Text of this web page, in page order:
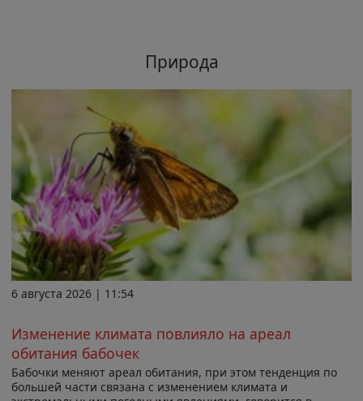
Природа
6 августа 2026 | 11:54
Изменение климата повлияло на ареал
обитания бабочек
Бабочки меняют ареал обитания, при этом тенденция по
большей части связана с изменением климата и